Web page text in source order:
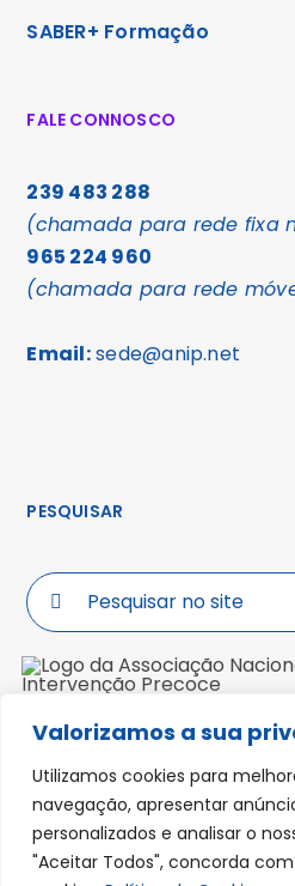
Valorizamos a sua
Utilizamos cookies para
navegação, apresentar
personalizados e analisar o
"Aceitar Todos", concorda
Morada: Praceta Padre
Lote 5, R/ch, Fração C,
SABER+ Formação
FALE CONNOSCO
239 483 288
(chamada para rede fixa
965 224 960
(chamada para rede
Email:sede@anip.net
Política de Cookies
PESQUISAR
Search
for: